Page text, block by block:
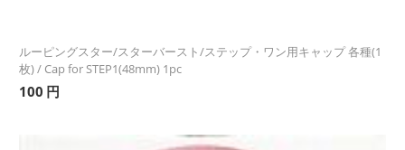
ルーピングスター/スターバースト/ステップ・ワン用キャップ 各種(1
枚) / Cap for STEP1(48mm) 1pc
100 円